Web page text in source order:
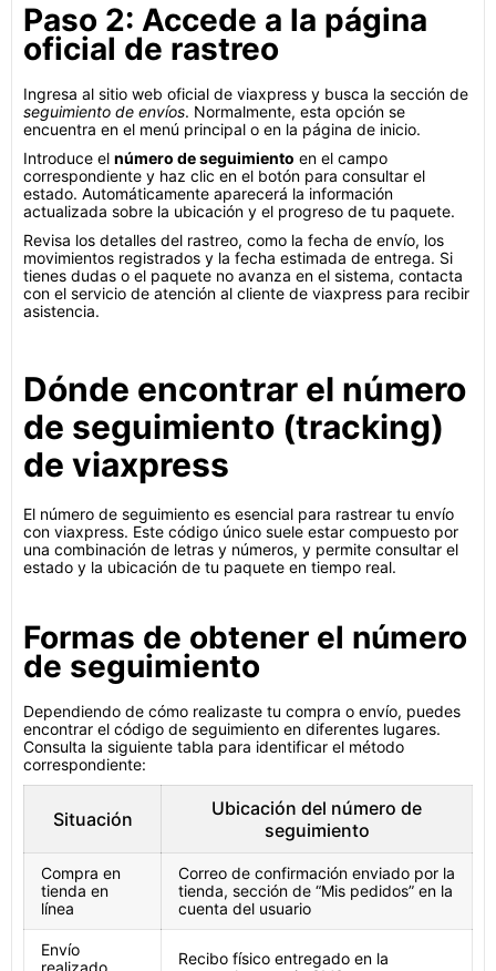
Paso 2: Accede a la página
oficial de rastreo
Ingresa al sitio web oficial de viaxpress y busca la sección de
seguimiento de envíos. Normalmente, esta opción se
encuentra en el menú principal o en la página de inicio.
Introduce el número de seguimiento en el campo
correspondiente y haz clic en el botón para consultar el
estado. Automáticamente aparecerá la información
actualizada sobre la ubicación y el progreso de tu paquete.
Revisa los detalles del rastreo, como la fecha de envío, los
movimientos registrados y la fecha estimada de entrega. Si
tienes dudas o el paquete no avanza en el sistema, contacta
con el servicio de atención al cliente de viaxpress para recibir
asistencia.
Dónde encontrar el número
de seguimiento (tracking)
de viaxpress
El número de seguimiento es esencial para rastrear tu envío
con viaxpress. Este código único suele estar compuesto por
una combinación de letras y números, y permite consultar el
estado y la ubicación de tu paquete en tiempo real.
Formas de obtener el número
de seguimiento
Dependiendo de cómo realizaste tu compra o envío, puedes
encontrar el código de seguimiento en diferentes lugares.
Consulta la siguiente tabla para identificar el método
correspondiente:
Situación
Ubicación del número de
seguimiento
Compra en
tienda en
línea
Correo de confirmación enviado por la
tienda, sección de “Mis pedidos” en la
cuenta del usuario
Envío
realizado
Recibo físico entregado en la